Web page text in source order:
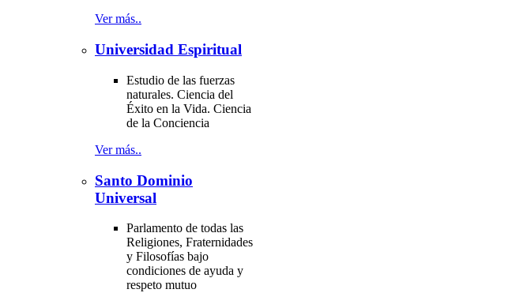
Ver más..
Universidad Espiritual
Estudio de las fuerzas
naturales. Ciencia del
Éxito en la Vida. Ciencia
de la Conciencia
Ver más..
Santo Dominio
Universal
Parlamento de todas las
Religiones, Fraternidades
y Filosofías bajo
condiciones de ayuda y
respeto mutuo